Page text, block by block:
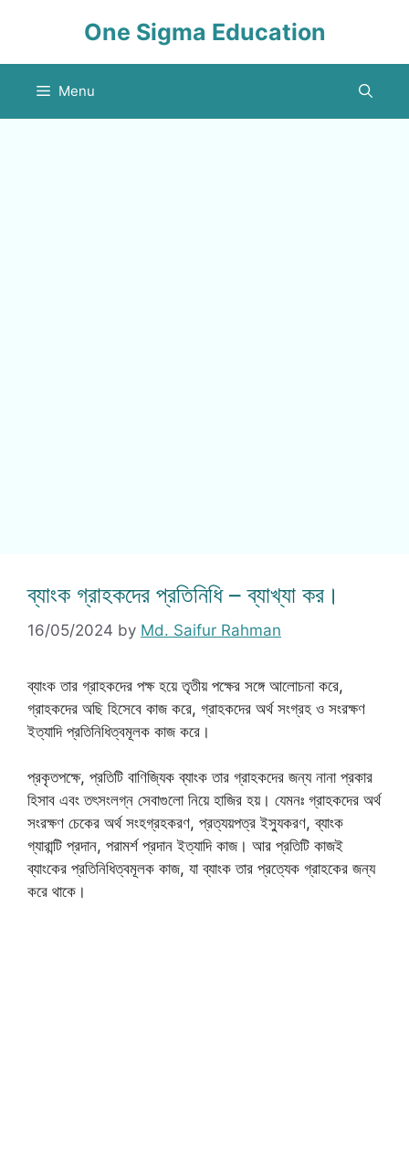
One Sigma Education
Menu
ব্যাংক গ্রাহকদের প্রতিনিধি – ব্যাখ্যা কর।
16/05/2024 by Md. Saifur Rahman
ব্যাংক তার গ্রাহকদের পক্ষ হয়ে তৃতীয় পক্ষের সঙ্গে আলোচনা করে,
গ্রাহকদের অছি হিসেবে কাজ করে, গ্রাহকদের অর্থ সংগ্রহ ও সংরক্ষণ
ইত্যাদি প্রতিনিধিত্বমূলক কাজ করে।
প্রকৃতপক্ষে, প্রতিটি বাণিজ্যিক ব্যাংক তার গ্রাহকদের জন্য নানা প্রকার
হিসাব এবং তৎসংলগ্ন সেবাগুলো নিয়ে হাজির হয়। যেমনঃ গ্রাহকদের অর্থ
সংরক্ষণ চেকের অর্থ সংহগ্রহকরণ, প্রত্যয়পত্র ইস্যুকরণ, ব্যাংক
গ্যারান্টি প্রদান, পরামর্শ প্রদান ইত্যাদি কাজ। আর প্রতিটি কাজই
ব্যাংকের প্রতিনিধিত্বমূলক কাজ, যা ব্যাংক তার প্রত্যেক গ্রাহকের জন্য
করে থাকে।